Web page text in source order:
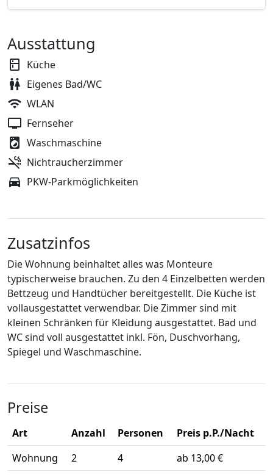
Ausstattung
Küche
Eigenes Bad/WC
WLAN
Fernseher
Waschmaschine
Nichtraucherzimmer
PKW-Parkmöglichkeiten
Zusatzinfos
Die Wohnung beinhaltet alles was Monteure
typischerweise brauchen. Zu den 4 Einzelbetten werden
Bettzeug und Handtücher bereitgestellt. Die Küche ist
vollausgestattet verwendbar. Die Zimmer sind mit
kleinen Schränken für Kleidung ausgestattet. Bad und
WC sind voll ausgestattet inkl. Fön, Duschvorhang,
Spiegel und Waschmaschine.
Preise
Art Anzahl Personen
Preis p.P./Nacht
Wohnung
2 4 ab 13,00 €